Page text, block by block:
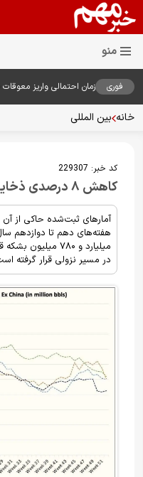
فوری زمان احتمالی واریز
خانه بین المللی
کد خبر: 229307
کاهش ۸ درصدی ذخایر نفت جهان
آمارهای ثبت‌شده حاکی از
میلیارد و ۷۸۰
در مسیر نزولی قرار گرفته